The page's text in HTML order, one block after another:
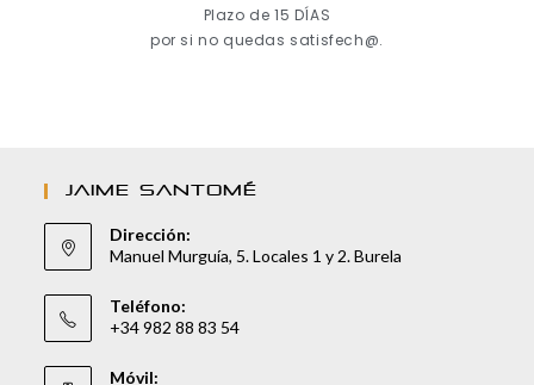
Plazo de 15 DÍAS
por si no quedas satisfech@.
JAIME SANTOMÉ
Dirección:
Manuel Murguía, 5. Locales 1 y 2. Burela
Teléfono:
+34 982 88 83 54
Móvil: